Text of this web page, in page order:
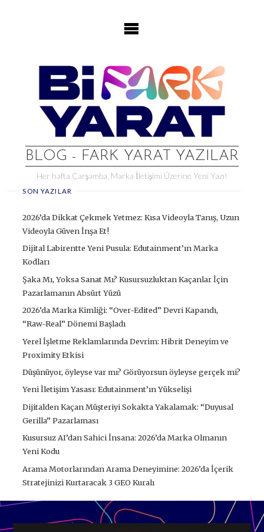
BLOG - FARK YARAT YAZILAR
Her hafta Çarşamba, Marka İletişimi Üzerine Yeni Yazı!
SON YAZILAR
2026’da Dikkat Çekmek Yetmez: Kısa Videoyla Tanış, Uzun
Videoyla Güven İnşa Et!
Dijital Labirentte Yeni Pusula: Edutainment’ın Marka
Kodları
Şaka Mı, Yoksa Sanat Mı? Kusursuzluktan Kaçanlar İçin
Pazarlamanın Absürt Yüzü
2026’da Marka Kimliği: “Over-Edited” Devri Kapandı,
“Raw-Real” Dönemi Başladı
Yerel İşletme Reklamlarında Devrim: Hibrit Deneyim ve
Proximity Etkisi
Düşünüyor, öyleyse var mı? Görüyorsun öyleyse gerçek mi?
Yeni İletişim Yasası: Edutainment’ın Yükselişi
Dijitalden Kaçan Müşteriyi Sokakta Yakalamak: “Duyusal
Gerilla” Pazarlaması
Kusursuz AI’dan Sahici İnsana: 2026’da Marka Olmanın
Yeni Kodu
Arama Motorlarından Arama Deneyimine: 2026’da İçerik
Stratejinizi Kurtaracak 3 GEO Kuralı